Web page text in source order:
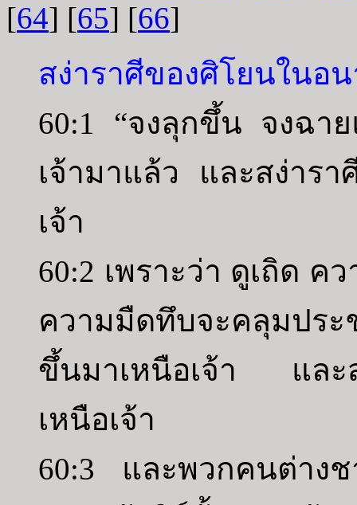
[64] [65] [66]
สง่าราศีของศิโยนในอ
60:1 “จงลุกขึ้น จงฉา
เจ้ามาแล้ว และสง่ารา
เจ้า
60:2 เพราะว่า ดูเถิด
ความมืดทึบจะคลุมประ
ขึ้นมาเหนือเจ้า และส
เหนือเจ้า
60:3 และพวกคนต่างช